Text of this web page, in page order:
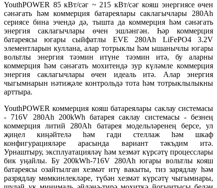
YouthPOWER 85 кВт/сәг ~ 215 кВт/сәг кояш энергиясе өчен
сәнәгать һәм коммерция батареялары саклагычлары 280Ah
сериясе бина эчендә дә, тышта да коммерция һәм сәнәгать
энергия саклагычлары өчен эшләнгән. Һәр коммерция
батареясы югары сыйфатлы EVE 280Ah LiFePO4 3.2V
элементларын куллана, алар тотрыклы һәм ышанычлы югары
вольтлы энергия тәэмин итүне тәэмин итә, бу аларны
коммерция һәм сәнәгать мохитендә зур күләмле коммерция
энергия саклагычлары өчен идеаль итә. Алар энергия
чыгымнарын нәтиҗәле контрольдә тота һәм тотрыклылыкны
арттыра.
YouthPOWER коммерция кояш батареялары саклау системасы
- 716V 280Ah 200kWh батарея саклау системасы - безнең
коммерция литий 280Ah батарея модельләренең берсе, ул
җиңел киңәйтелә һәм гади стеллаж һәм шкаф
конфигурацияләре арасында вариант тәкъдим итә.
Урнаштыру, эксплуатацияләү һәм хезмәт күрсәтү процесслары
бик уңайлы. Бу 200kWh-716V 280Ah югары вольтлы кояш
батареясы озайтылган хезмәт итү вакыты, тиз зарядлау һәм
разрядлау мөмкинлекләре, түбән хезмәт күрсәтү чыгымнары,